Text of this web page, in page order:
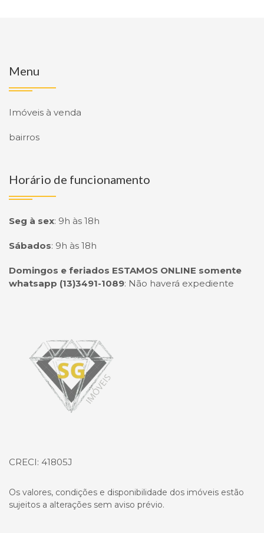
Menu
Imóveis à venda
bairros
Horário de funcionamento
Seg à sex: 9h às 18h
Sábados: 9h às 18h
Domingos e feriados ESTAMOS ONLINE somente
whatsapp (13)3491-1089: Não haverá expediente
CRECI: 41805J
Os valores, condições e disponibilidade dos imóveis estão
sujeitos a alterações sem aviso prévio.